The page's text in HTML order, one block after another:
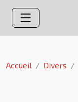
Accueil Divers